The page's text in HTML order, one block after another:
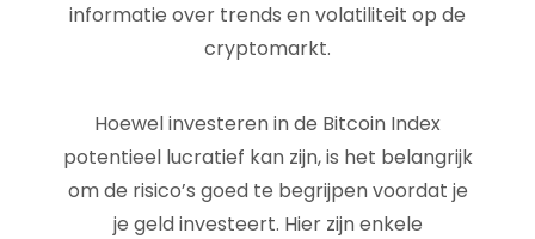
informatie over trends en volatiliteit op de
cryptomarkt.
Hoewel investeren in de Bitcoin Index
potentieel lucratief kan zijn, is het belangrijk
om de risico’s goed te begrijpen voordat je
je geld investeert. Hier zijn enkele